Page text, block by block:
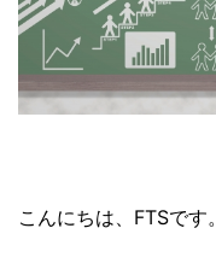
こんにちは、FTSです。